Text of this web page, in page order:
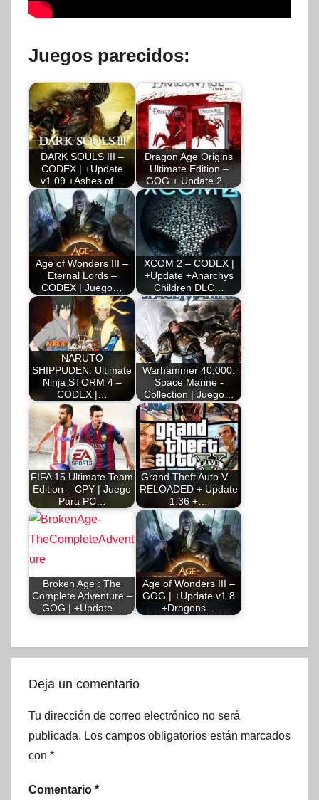
Juegos parecidos:
DARK SOULS III –
CODEX | +Update
v1.09 +Ashes of…
Dragon Age Origins
Ultimate Edition –
GOG + Update 2…
Age of Wonders III –
Eternal Lords –
CODEX | Juego…
XCOM 2 – CODEX |
+Update +Anarchys
Children DLC…
NARUTO
SHIPPUDEN: Ultimate
Ninja STORM 4 –
CODEX |…
Warhammer 40,000:
Space Marine -
Collection | Juego…
FIFA 15 Ultimate Team
Edition – CPY | Juego
Para PC…
Grand Theft Auto V –
RELOADED + Update
1.36 +…
Broken Age : The
Complete Adventure –
GOG | +Update…
Age of Wonders III –
GOG | +Update v1.8
+Dragons…
Deja un comentario
Tu dirección de correo electrónico no será
publicada. Los campos obligatorios están marcados
con *
Comentario *